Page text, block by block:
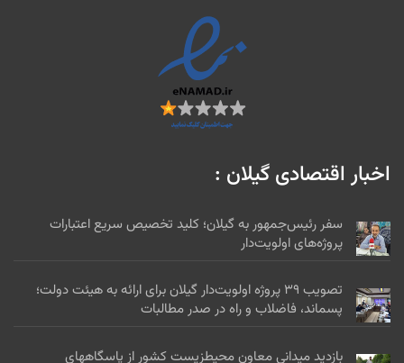
اخبار اقتصادی گیلان :
سفر رئیس‌جمهور به گیلان؛ کلید تخصیص سریع اعتبارات
پروژه‌های اولویت‌دار
تصویب ۳۹ پروژه اولویت‌دار گیلان برای ارائه به هیئت دولت؛
پسماند، فاضلاب و راه در صدر مطالبات
بازدید میدانی معاون محیطزیست کشور از پاسگاههای